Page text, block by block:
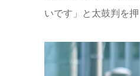
いです」と太鼓判を押